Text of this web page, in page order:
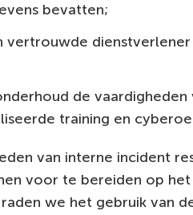
bevatten;
vertrouwde
de
training en
van interne incident
voor te bereiden op
we het gebruik van